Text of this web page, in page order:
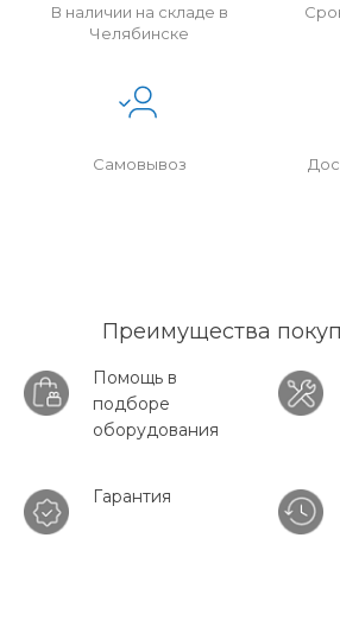
В наличии на складе в
Челябинске
Самовывоз
Преимущества
Помощь в
подборе
оборудования
Гарантия